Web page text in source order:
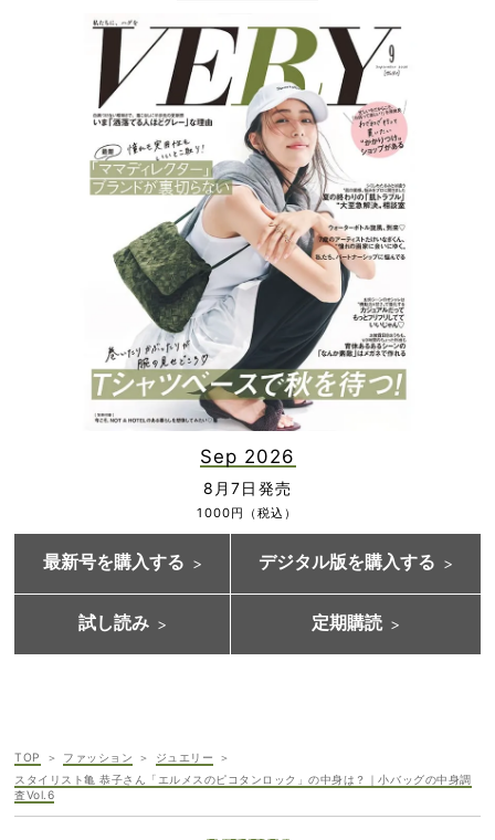
Sep 2026
8月7日発売
1000円（税込）
最新号を購入する デジタル版を購入する
試し読み 定期購読
TOP ファッション
ジュエリー
スタイリスト亀 恭子さん「エルメスのピコタンロック」の中身は？｜小バッグの中身調
査Vol.6